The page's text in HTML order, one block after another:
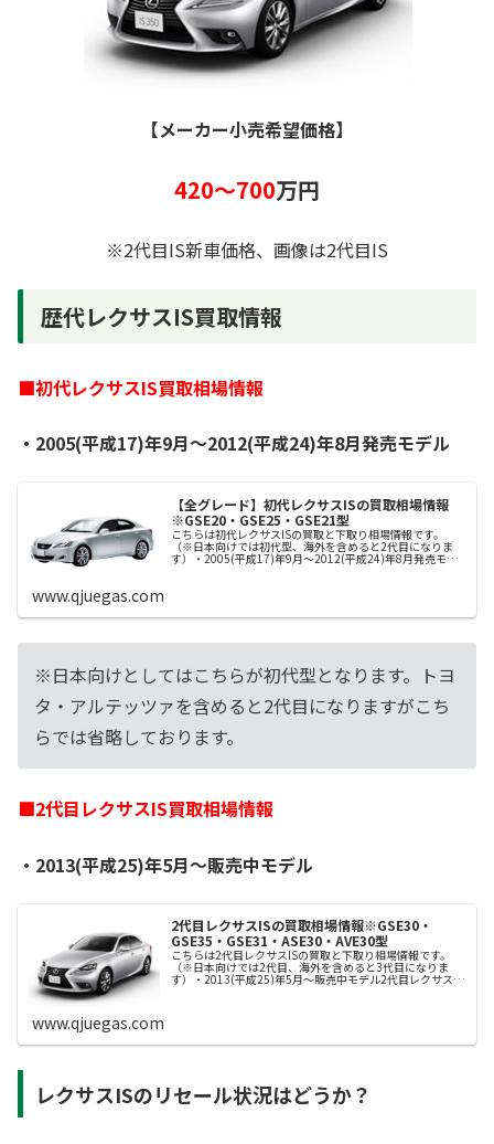
【メーカー小売希望価格】
420～700万円
※2代目IS新車価格、画像は2代目IS
歴代レクサスIS買取情報
■初代レクサスIS買取相場情報
・2005(平成17)年9月～2012(平成24)年8月発売モデル
【全グレード】初代レクサスISの買取相場情報
※GSE20・GSE25・GSE21型
こちらは初代レクサスISの買取と下取り相場情報です。
（※日本向けでは初代型、海外を含めると2代目になりま
す）・2005(平成17)年9月～2012(平成24)年8月発売モデ
www.qjuegas.com
※日本向けとしてはこちらが初代型となります。トヨ
タ・アルテッツァを含めると2代目になりますがこち
らでは省略しております。
■2代目レクサスIS買取相場情報
・2013(平成25)年5月～販売中モデル
2代目レクサスISの買取相場情報※GSE30・
GSE35・GSE31・ASE30・AVE30型
こちらは2代目レクサスISの買取と下取り相場情報です。
（※日本向けでは2代目、海外を含めると3代目になりま
す）・2013(平成25)年5月～販売中モデル2代目レクサスIS
www.qjuegas.com
レクサスISのリセール状況はどうか？